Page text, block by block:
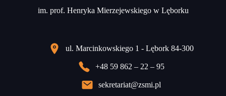
im. prof. Henryka Mierzejewskiego w Lęborku
ul. Marcinkowskiego 1 - Lębork 84-300
+48 59 862 – 22 – 95
sekretariat@zsmi.pl